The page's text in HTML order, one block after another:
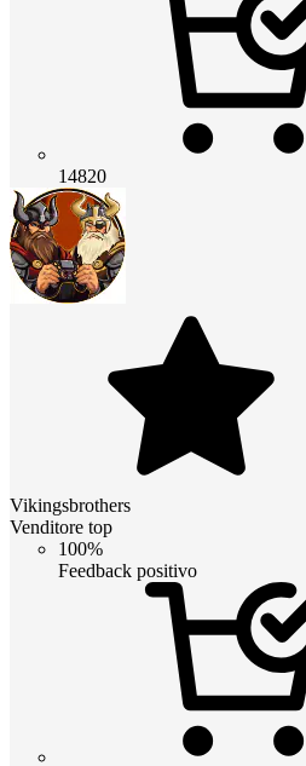
14820
Vikingsbrothers
Venditore top
100%
Feedback positivo